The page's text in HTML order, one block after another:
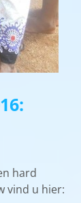
hard
vind u hier: